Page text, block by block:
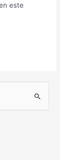
este